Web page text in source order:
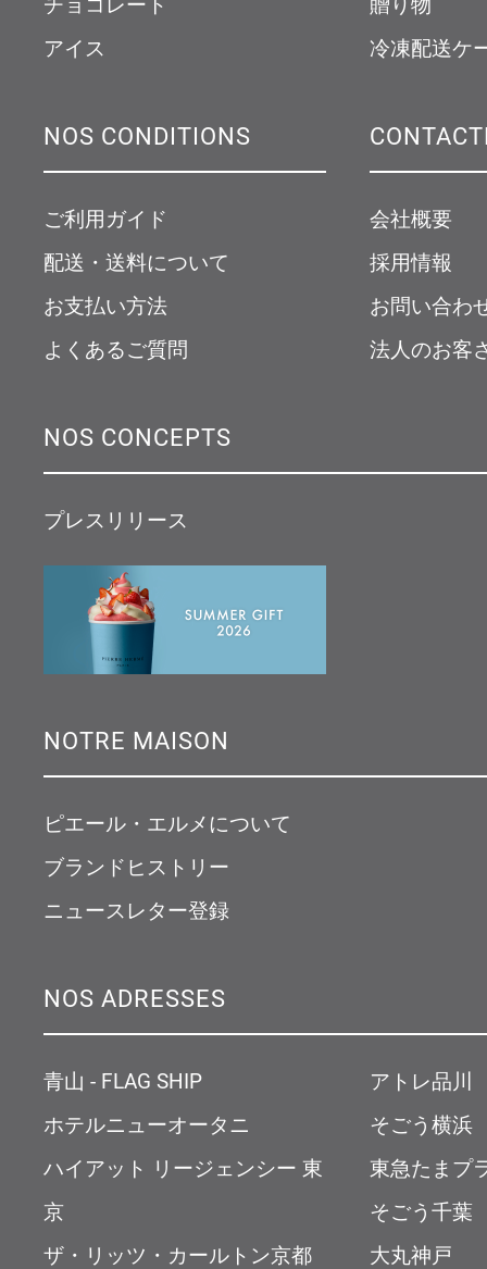
アイス
冷凍配送ケ
NOS CONDITIONS
ご利用ガイド
配送・送料について
お支払い方法
よくあるご質問
会社概要
採用情報
お問い合わ
法人のお客
NOS CONCEPTS
プレスリリース
NOTRE MAISON
ピエール・エルメについて
ブランドヒストリー
ニュースレター登録
NOS ADRESSES
青山 - FLAG SHIP
ホテルニューオータニ
ハイアット リージェンシー 東
京
ザ・リッツ・カールトン京都
アトレ品川
そごう横浜
東急たまプ
そごう千葉
大丸神戸